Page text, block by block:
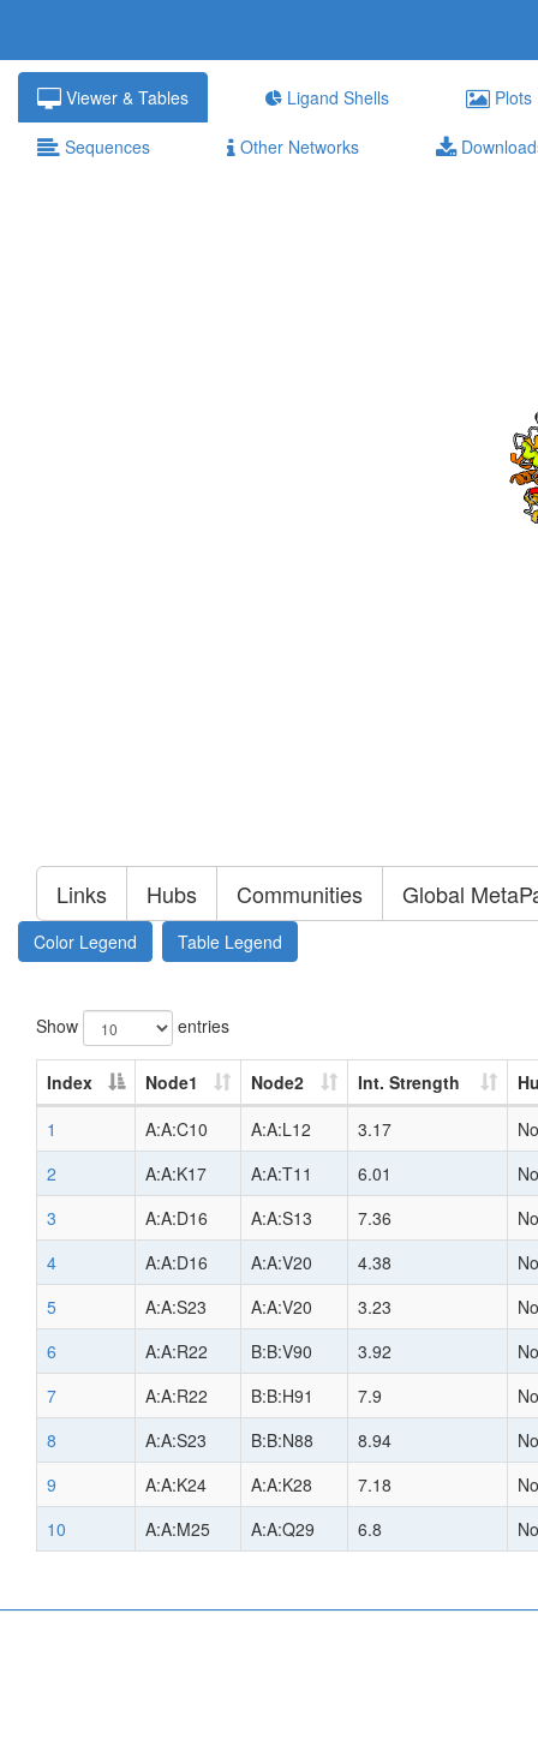
Viewer & Tables Ligand Shells Plots
Sequences Other Networks
Links Hubs Communities Global
Color Legend Table Legend
Show entries
Index Node1 Node2 Int. Strength
1
A:A:C10 A:A:L12 3.17
No
2
A:A:K17 A:A:T11 6.01
No
3
A:A:D16 A:A:S13 7.36
No
4
A:A:D16 A:A:V20 4.38
No
5
A:A:S23 A:A:V20 3.23
No
6
A:A:R22 B:B:V90 3.92
No
7
A:A:R22 B:B:H91 7.9
No
8
A:A:S23 B:B:N88 8.94
No
9
A:A:K24 A:A:K28 7.18
No
10
A:A:M25 A:A:Q29 6.8 No